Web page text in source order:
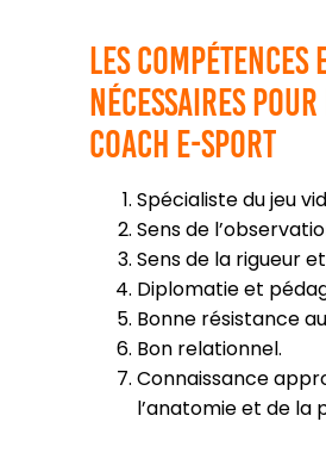
Les
nécessaires
coach E-Sport
Spécialiste du jeu
Sens de
Sens de la rigueur
Diplomatie et
Bonne résistance
Bon relationnel.
Connaissance
l’anatomie et de la